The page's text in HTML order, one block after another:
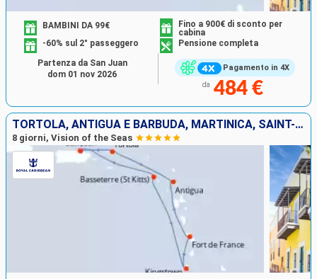
Pagamento in 4X
BAMBINI DA 99€
Fino a 900€ di sconto per
cabina
-60% sul 2° passeggero
Pensione completa
da 484 €
Partenza da San Juan
dom 01 nov 2026
TORTOLA, ANTIGUA E BARBUDA, MARTINICA, SAINT-VINCENT E LE GRENADINE, SAN CRISTOFORO E NEVIS, PORTORICO
8 giorni, Vision of the Seas